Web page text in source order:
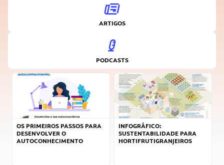
ARTIGOS
PODCASTS
OS PRIMEIROS PASSOS PARA
DESENVOLVER O
AUTOCONHECIMENTO
INFOGRÁFICO:
SUSTENTABILIDADE PARA
HORTIFRUTIGRANJEIROS